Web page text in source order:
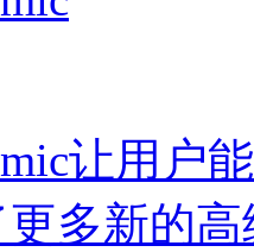
让用户
多新的